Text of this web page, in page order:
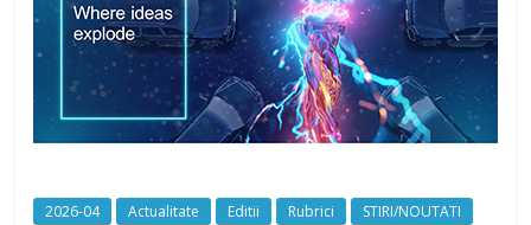
2026-04 Actualitate Editii Rubrici STIRI/NOUTATI